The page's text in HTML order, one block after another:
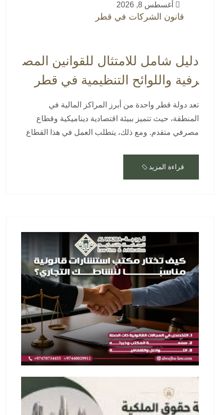
أغسطس 8, 2026
قانون الشركات في قطر
دليل شامل للامتثال للقوانين المص
رفية واللوائح التنظيمية في قطر
تعد دولة قطر واحدة من أبرز المراكز المالية في
المنطقة، حيث تتميز ببيئة اقتصادية ديناميكية وقطاع
مصرفي متقدم. ومع ذلك، يتطلب العمل في هذا القطاع
قراءة المزيد